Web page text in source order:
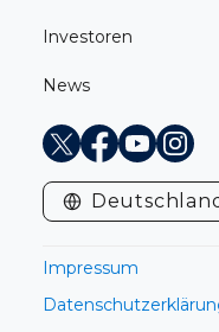
Investoren
News
X Facebook
Youtube
Impressum